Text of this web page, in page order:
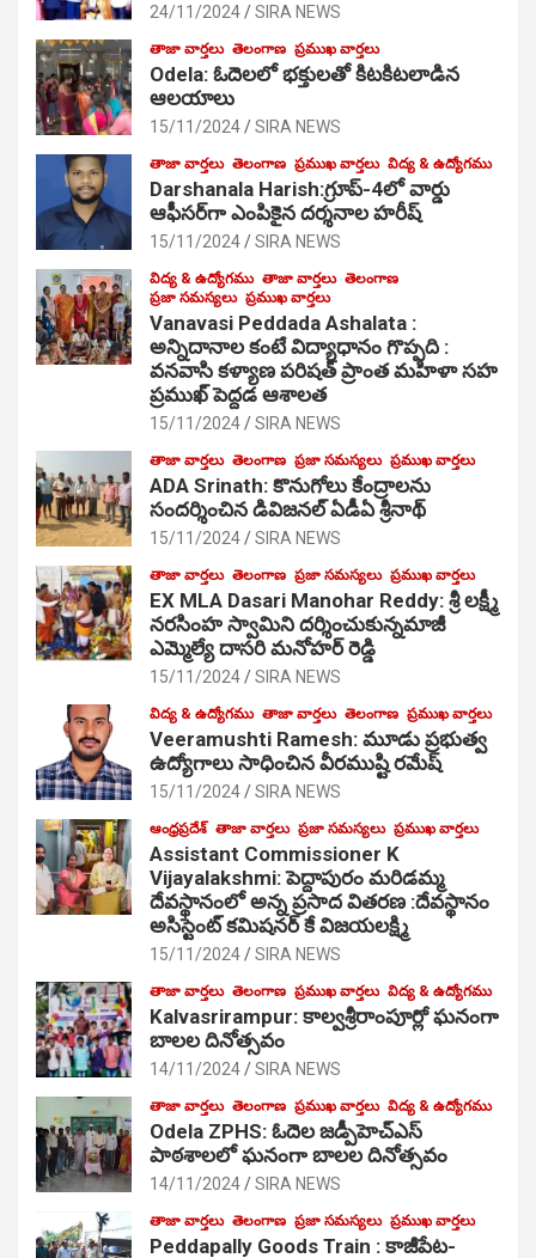
24/11/2024 SIRA NEWS
తాజా వార్తలు తెలంగాణ ప్రముఖ వార్తలు
Odela: ఓదెల‌లో భక్తులతో కిటకిటలాడిన
ఆల‌యాలు
15/11/2024 SIRA NEWS
తాజా వార్తలు తెలంగాణ ప్రముఖ వార్తలు విద్య & ఉద్యోగము
Darshanala Harish:గ్రూప్-4లో వార్డు
ఆఫీసర్‌గా ఎంపికైన దర్శనాల హరీష్
15/11/2024 SIRA NEWS
విద్య & ఉద్యోగము తాజా వార్తలు తెలంగాణ
ప్రజా సమస్యలు ప్రముఖ వార్తలు
Vanavasi Peddada Ashalata :
అన్నిదానాల కంటే విద్యాధానం గొప్పది :
వనవాసి కళ్యాణ పరిషత్ ప్రాంత మహిళా సహ
ప్రముఖ్ పెద్దడ ఆశాలత
15/11/2024 SIRA NEWS
తాజా వార్తలు తెలంగాణ ప్రజా సమస్యలు ప్రముఖ వార్తలు
ADA Srinath: కొనుగోలు కేంద్రాల‌ను
సంద‌ర్శించిన డివిజనల్ ఏడీఏ శ్రీనాథ్
15/11/2024 SIRA NEWS
తాజా వార్తలు తెలంగాణ ప్రజా సమస్యలు ప్రముఖ వార్తలు
EX MLA Dasari Manohar Reddy: శ్రీ లక్ష్మీ
నరసింహ స్వామిని దర్శించుకున్నమాజీ
ఎమ్మెల్యే దాసరి మనోహర్ రెడ్డి
15/11/2024 SIRA NEWS
విద్య & ఉద్యోగము తాజా వార్తలు తెలంగాణ ప్రముఖ వార్తలు
Veeramushti Ramesh: మూడు ప్రభుత్వ
ఉద్యోగాలు సాధించిన వీరముష్టి రమేష్
15/11/2024 SIRA NEWS
ఆంధ్రప్రదేశ్ తాజా వార్తలు ప్రజా సమస్యలు ప్రముఖ వార్తలు
Assistant Commissioner K
Vijayalakshmi: పెద్దాపురం మరిడమ్మ
దేవస్థానంలో అన్న ప్రసాద వితరణ :దేవస్థానం
అసిస్టెంట్ కమిషనర్ కే విజయలక్ష్మి
15/11/2024 SIRA NEWS
తాజా వార్తలు తెలంగాణ ప్రముఖ వార్తలు విద్య & ఉద్యోగము
Kalvasrirampur: కాల్వశ్రీరాంపూర్లో ఘనంగా
బాలల దినోత్సవం
14/11/2024 SIRA NEWS
తాజా వార్తలు తెలంగాణ ప్రముఖ వార్తలు విద్య & ఉద్యోగము
Odela ZPHS: ఓదెల జ‌డ్పీహెచ్ఎస్
పాఠ‌శాల‌లో ఘనంగా బాలల దినోత్సవం
14/11/2024 SIRA NEWS
తాజా వార్తలు తెలంగాణ ప్రజా సమస్యలు ప్రముఖ వార్తలు
Peddapally Goods Train : కాజీపేట-